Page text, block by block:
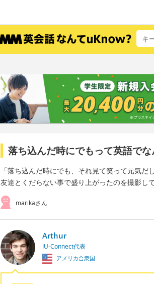
落ち込んだ時にでもって英語でな
「落ち込んだ時にでも、それ見て笑って元気だ
友達とくだらない事で盛り上がったのを撮影し
marikaさん
Arthur
IU-Connect代表
アメリカ合衆国